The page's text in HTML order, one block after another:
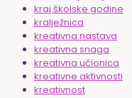
kraj školske godine
kralježnica
kreativna nastava
kreativna snaga
kreativna učionica
kreativne aktivnosti
kreativnost